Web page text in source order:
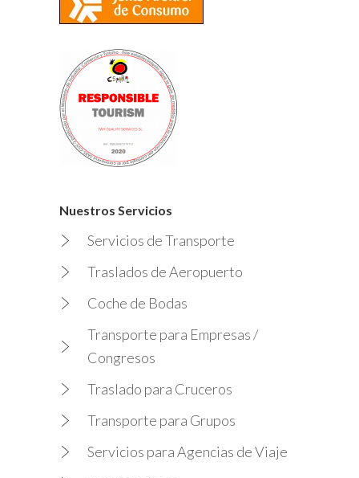
Nuestros Servicios
Servicios de Transporte
Traslados de Aeropuerto
Coche de Bodas
Transporte para Empresas /
Congresos
Traslado para Cruceros
Transporte para Grupos
Servicios para Agencias de Viaje